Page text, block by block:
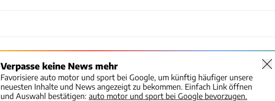
Verpasse keine News mehr
Favorisiere auto motor und sport bei Google, um künftig häufiger unsere
neuesten Inhalte und News angezeigt zu bekommen. Einfach Link öffnen
und Auswahl bestätigen: auto motor und sport bei Google bevorzugen.